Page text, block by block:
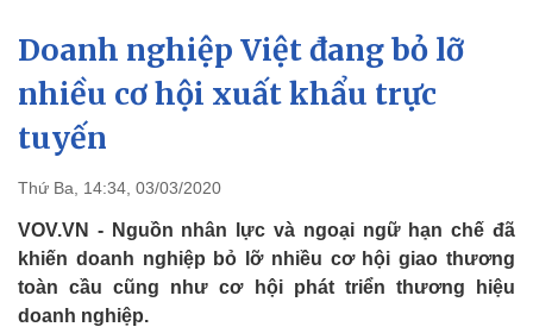
Chính trị
Đảng
Tổ chức nhân sự
Quốc hội
Nhận diện sự thật
Xã hội
Tin 24h
Dự báo thời tiết
Doanh nghiệp Việt đang bỏ lỡ
nhiều cơ hội xuất khẩu trực
tuyến
Thứ Ba, 14:34, 03/03/2020
VOV.VN - Nguồn nhân lực và ngoại ngữ hạn chế đã
khiến doanh nghiệp bỏ lỡ nhiều cơ hội giao thương
toàn cầu cũng như cơ hội phát triển thương hiệu
doanh nghiệp.